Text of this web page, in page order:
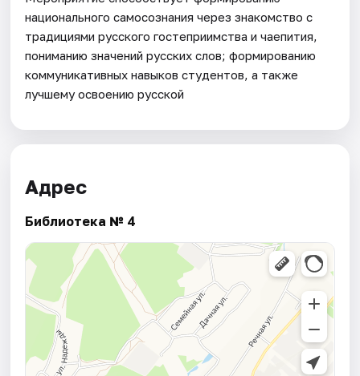
национального самосознания через знакомство с
традициями русского гостеприимства и чаепития,
пониманию значений русских слов; формированию
коммуникативных навыков студентов, а также
лучшему освоению русской
Адрес
Библиотека № 4